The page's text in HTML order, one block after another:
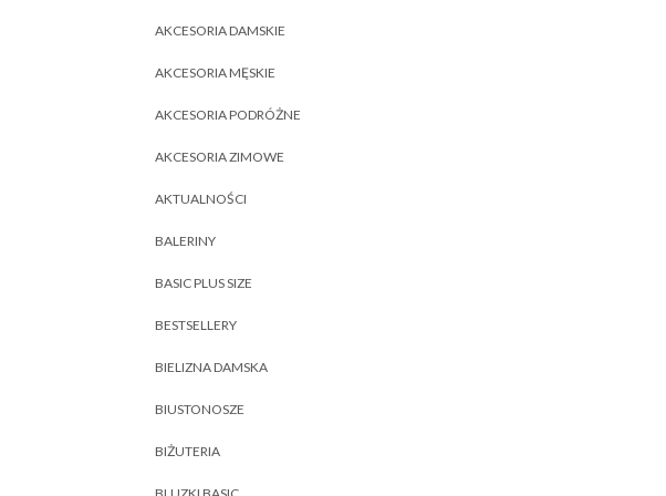
AKCESORIA DAMSKIE
AKCESORIA MĘSKIE
AKCESORIA PODRÓŻNE
AKCESORIA ZIMOWE
AKTUALNOŚCI
BALERINY
BASIC PLUS SIZE
BESTSELLERY
BIELIZNA DAMSKA
BIUSTONOSZE
BIŻUTERIA